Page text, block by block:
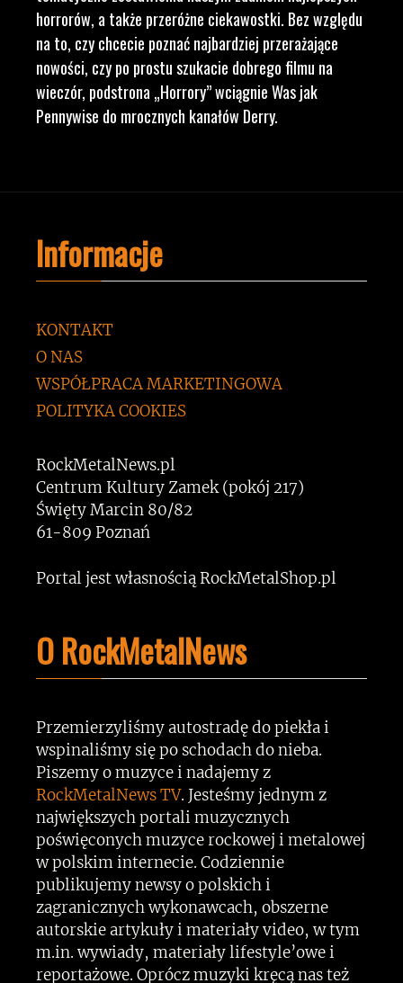
horrorów, a także przeróżne ciekawostki. Bez względu
na to, czy chcecie poznać najbardziej przerażające
nowości, czy po prostu szukacie dobrego filmu na
wieczór, podstrona „Horrory” wciągnie Was jak
Pennywise do mrocznych kanałów Derry.
Informacje
KONTAKT
O NAS
WSPÓŁPRACA MARKETINGOWA
POLITYKA COOKIES
RockMetalNews.pl
Centrum Kultury Zamek (pokój 217)
Święty Marcin 80/82
61-809 Poznań
Portal jest własnością RockMetalShop.pl
O RockMetalNews
Przemierzyliśmy autostradę do piekła i
wspinaliśmy się po schodach do nieba.
Piszemy o muzyce i nadajemy z
RockMetalNews TV. Jesteśmy jednym z
największych portali muzycznych
poświęconych muzyce rockowej i metalowej
w polskim internecie. Codziennie
publikujemy newsy o polskich i
zagranicznych wykonawcach, obszerne
autorskie artykuły i materiały video, w tym
m.in. wywiady, materiały lifestyle’owe i
reportażowe. Oprócz muzyki kręcą nas też